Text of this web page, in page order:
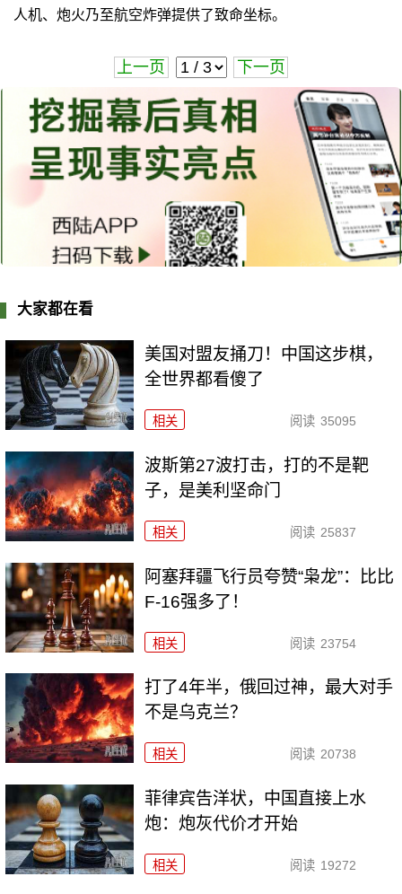
人机、炮火乃至航空炸弹提供了致命坐标。
上一页 下一页
大家都在看
美国对盟友捅刀！中国这步棋，
全世界都看傻了
相关 阅读 35095
波斯第27波打击，打的不是靶
子，是美利坚命门
相关 阅读 25837
阿塞拜疆飞行员夸赞“枭龙”：比比
F-16强多了！
相关 阅读 23754
打了4年半，俄回过神，最大对手
不是乌克兰？
相关 阅读 20738
菲律宾告洋状，中国直接上水
炮：炮灰代价才开始
相关 阅读 19272